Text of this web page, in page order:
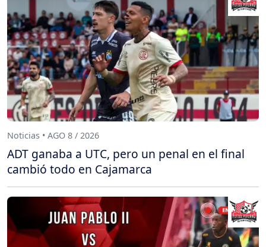
Noticias • AGO 8 / 2026
ADT ganaba a UTC, pero un penal en el final
cambió todo en Cajamarca